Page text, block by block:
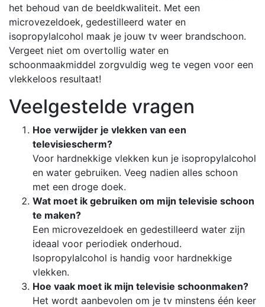
het behoud van de beeldkwaliteit. Met een
microvezeldoek, gedestilleerd water en
isopropylalcohol maak je jouw tv weer brandschoon.
Vergeet niet om overtollig water en
schoonmaakmiddel zorgvuldig weg te vegen voor een
vlekkeloos resultaat!
Veelgestelde vragen
Hoe verwijder je vlekken van een
televisiescherm?
Voor hardnekkige vlekken kun je isopropylalcohol
en water gebruiken. Veeg nadien alles schoon
met een droge doek.
Wat moet ik gebruiken om mijn televisie schoon
te maken?
Een microvezeldoek en gedestilleerd water zijn
ideaal voor periodiek onderhoud.
Isopropylalcohol is handig voor hardnekkige
vlekken.
Hoe vaak moet ik mijn televisie schoonmaken?
Het wordt aanbevolen om je tv minstens één keer